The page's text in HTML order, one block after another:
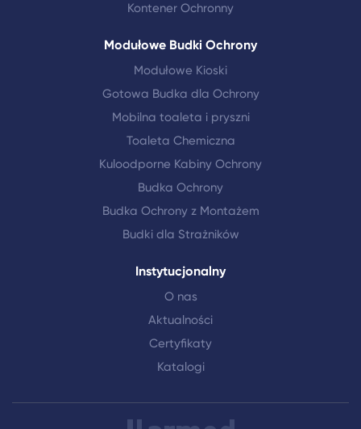
Kontener Ochronny
Modułowe Budki Ochrony
Modułowe Kioski
Gotowa Budka dla Ochrony
Mobilna toaleta i pryszni
Toaleta Chemiczna
Kuloodporne Kabiny Ochrony
Budka Ochrony
Budka Ochrony z Montażem
Budki dla Strażników
Instytucjonalny
O nas
Aktualności
Certyfikaty
Katalogi